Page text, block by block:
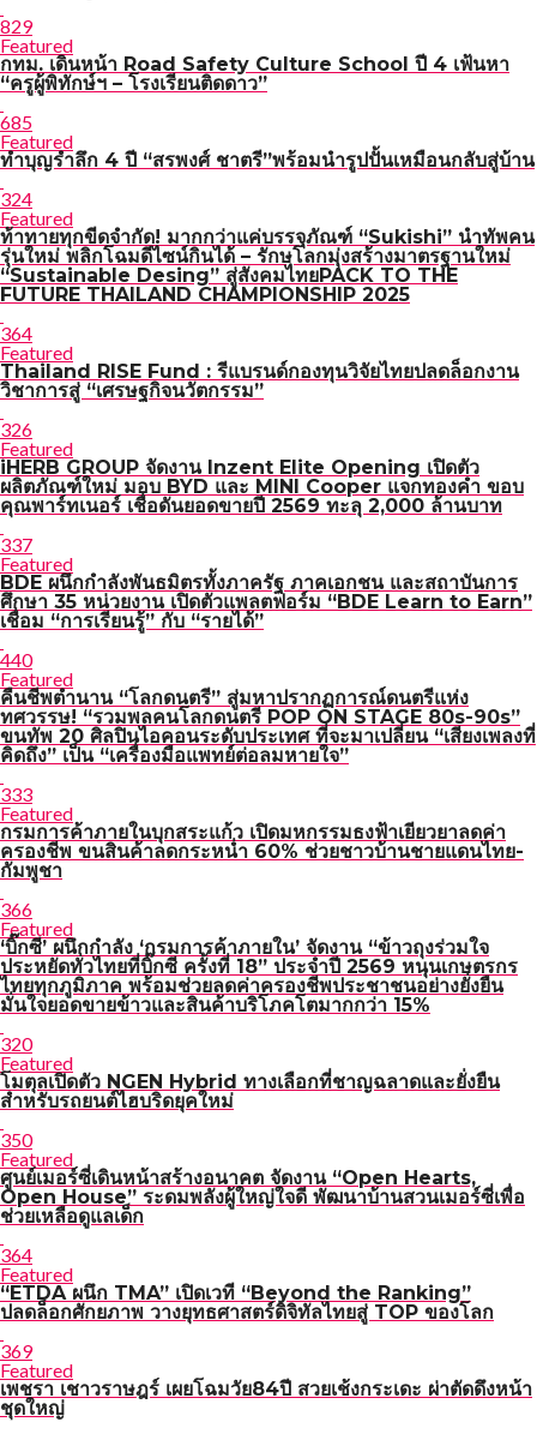
829
Featured
กทม. เดินหน้า Road Safety Culture School ปี 4 เฟ้นหา
“ครูผู้พิทักษ์ฯ – โรงเรียนติดดาว”
685
Featured
ทำบุญรำลึก 4 ปี “สรพงศ์ ชาตรี”พร้อมนำรูปปั้นเหมือนกลับสู่บ้าน
324
Featured
ท้าทายทุกขีดจำกัด! มากกว่าแค่บรรจุภัณฑ์ “Sukishi” นำทัพคน
รุ่นใหม่ พลิกโฉมดีไซน์กินได้ – รักษฺโลกมุ่งสร้างมาตรฐานใหม่
“Sustainable Desing” สู่สังคมไทยPACK TO THE
FUTURE THAILAND CHAMPIONSHIP 2025
364
Featured
Thailand RISE Fund : รีแบรนด์กองทุนวิจัยไทยปลดล็อกงาน
วิชาการสู่ “เศรษฐกิจนวัตกรรม”
326
Featured
iHERB GROUP จัดงาน Inzent Elite Opening เปิดตัว
ผลิตภัณฑ์ใหม่ มอบ BYD และ MINI Cooper แจกทองคำ ขอบ
คุณพาร์ทเนอร์ เชื่อดันยอดขายปี 2569 ทะลุ 2,000 ล้านบาท
337
Featured
BDE ผนึกกำลังพันธมิตรทั้งภาครัฐ ภาคเอกชน และสถาบันการ
ศึกษา 35 หน่วยงาน เปิดตัวแพลตฟอร์ม “BDE Learn to Earn”
เชื่อม “การเรียนรู้” กับ “รายได้”
440
Featured
คืนชีพตำนาน “โลกดนตรี” สู่มหาปรากฏการณ์ดนตรีแห่ง
ทศวรรษ! “รวมพลคนโลกดนตรี POP ON STAGE 80s-90s”
ขนทัพ 20 ศิลปินไอคอนระดับประเทศ ที่จะมาเปลี่ยน “เสียงเพลงที่
คิดถึง” เป็น “เครื่องมือแพทย์ต่อลมหายใจ”
333
Featured
กรมการค้าภายในบุกสระแก้ว เปิดมหกรรมธงฟ้าเยียวยาลดค่า
ครองชีพ ขนสินค้าลดกระหน่ำ 60% ช่วยชาวบ้านชายแดนไทย-
กัมพูชา
366
Featured
‘บิ๊กซี’ ผนึกกำลัง ‘กรมการค้าภายใน’ จัดงาน “ข้าวถุงร่วมใจ
ประหยัดทั่วไทยที่บิ๊กซี ครั้งที่ 18” ประจำปี 2569 หนุนเกษตรกร
ไทยทุกภูมิภาค พร้อมช่วยลดค่าครองชีพประชาชนอย่างยั่งยืน
มั่นใจยอดขายข้าวและสินค้าบริโภคโตมากกว่า 15%
320
Featured
โมตุลเปิดตัว NGEN Hybrid ทางเลือกที่ชาญฉลาดและยั่งยืน
สำหรับรถยนต์ไฮบริดยุคใหม่
350
Featured
ศูนย์เมอร์ซี่เดินหน้าสร้างอนาคต จัดงาน “Open Hearts,
Open House” ระดมพลังผู้ใหญ่ใจดี พัฒนาบ้านสวนเมอร์ซี่เพื่อ
ช่วยเหลือดูแลเด็ก
364
Featured
“ETDA ผนึก TMA” เปิดเวที “Beyond the Ranking”
ปลดล็อกศักยภาพ วางยุทธศาสตร์ดิจิทัลไทยสู่ TOP ของโลก
369
Featured
เพชรา เชาวราษฎร์ เผยโฉมวัย84ปี สวยเช้งกระเดะ ผ่าตัดดึงหน้า
ชุดใหญ่